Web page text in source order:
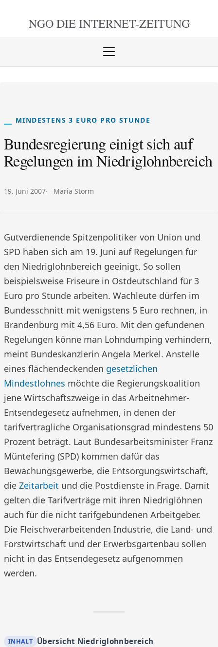
NGO DIE INTERNET-ZEITUNG
Menü
MINDESTENS 3 EURO PRO STUNDE
Bundesregierung einigt sich auf
Regelungen im Niedriglohnbereich
Veröffentlicht am:
19. Juni 2007 Autor:
Maria Storm
Gutverdienende Spitzenpolitiker von Union und
SPD haben sich am 19. Juni auf Regelungen für
den Niedriglohnbereich geeinigt. So sollen
beispielsweise Friseure in Ostdeutschland für 3
Euro pro Stunde arbeiten. Wachleute dürfen im
Bundesschnitt mit wenigstens 5 Euro rechnen, in
Brandenburg mit 4,56 Euro. Mit den gefundenen
Regelungen könne man Lohndumping verhindern,
meint Bundeskanzlerin Angela Merkel. Anstelle
eines flächendeckenden gesetzlichen
Mindestlohnes möchte die Regierungskoalition
jene Wirtschaftszweige in das Arbeitnehmer-
Entsendegesetz aufnehmen, in denen der
tarifvertragliche Organisationsgrad mindestens 50
Prozent beträgt. Laut Bundesarbeitsminister Franz
Müntefering (SPD) kommen dafür das
Bewachungsgewerbe, die Entsorgungswirtschaft,
die Zeitarbeit und die Postdienste in Frage. Damit
gelten die Tarifverträge mit ihren Niedriglöhnen
auch für die nicht tarifgebundenen Arbeitgeber.
Die Fleischverarbeitenden Industrie, die Land- und
Forstwirtschaft und der Erwerbsgartenbau sollen
nicht in das Entsendegesetz aufgenommen
werden.
Übersicht Niedriglohnbereich